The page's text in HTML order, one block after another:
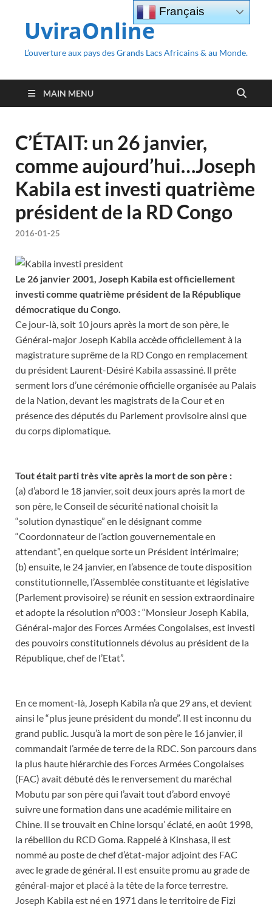
UviraOnline
L’ouverture aux pays des Grands Lacs Africains & au Monde.
MAIN MENU
C’ÉTAIT: un 26 janvier,
comme aujourd’hui…Joseph
Kabila est investi quatrième
président de la RD Congo
2016-01-25
Le 26 janvier 2001, Joseph Kabila est officiellement
investi comme quatrième président de la République
démocratique du Congo.
Ce jour-là, soit 10 jours après la mort de son père, le
Général-major Joseph Kabila accède officiellement à la
magistrature suprême de la RD Congo en remplacement
du président Laurent-Désiré Kabila assassiné. ll prête
serment lors d’une cérémonie officielle organisée au Palais
de la Nation, devant les magistrats de la Cour et en
présence des députés du Parlement provisoire ainsi que
du corps diplomatique.
Tout était parti très vite après la mort de son père :
(a) d’abord le 18 janvier, soit deux jours après la mort de
son père, le Conseil de sécurité national choisit la
“solution dynastique” en le désignant comme
“Coordonnateur de l’action gouvernementale en
attendant”, en quelque sorte un Président intérimaire;
(b) ensuite, le 24 janvier, en l’absence de toute disposition
constitutionnelle, l’Assemblée constituante et législative
(Parlement provisoire) se réunit en session extraordinaire
et adopte la résolution n°003 : “Monsieur Joseph Kabila,
Général-major des Forces Armées Congolaises, est investi
des pouvoirs constitutionnels dévolus au président de la
République, chef de l’Etat”.
En ce moment-là, Joseph Kabila n’a que 29 ans, et devient
ainsi le “plus jeune président du monde”. Il est inconnu du
grand public. Jusqu’à la mort de son père le 16 janvier, il
commandait l’armée de terre de la RDC. Son parcours dans
la plus haute hiérarchie des Forces Armées Congolaises
(FAC) avait débuté dès le renversement du maréchal
Mobutu par son père qui l’avait tout d’abord envoyé
suivre une formation dans une académie militaire en
Chine. Il se trouvait en Chine lorsqu’ éclaté, en août 1998,
la rébellion du RCD Goma. Rappelé à Kinshasa, il est
nommé au poste de chef d’état-major adjoint des FAC
avec le grade de général. Il est ensuite promu au grade de
général-major et placé à la tête de la force terrestre.
Joseph Kabila est né en 1971 dans le territoire de Fizi
Français